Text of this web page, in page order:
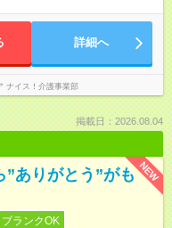
詳細へ
ナイス！介護事業部
掲載日：2026.08.04
NEW
”ありがとう”がも
ブランクOK